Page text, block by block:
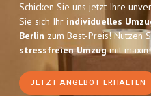
Schicken Sie uns jetzt Ihre
Sie sich Ihr individuelles
Berlin zum Best-Preis! Nutzen
stressfreien Umzugmit
JETZT ANGEBOT ERHALTEN